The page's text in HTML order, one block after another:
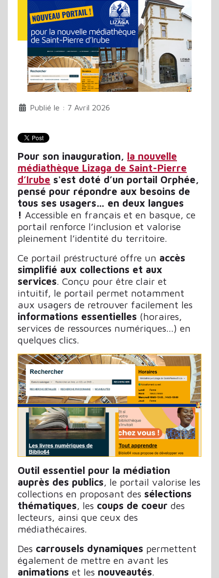
Publié le : 7 Avril 2026
Pour son inauguration, la nouvelle
médiathèque Lizaga de Saint-Pierre
d’Irube s'est doté d’un portail Orphée,
pensé pour répondre aux besoins de
tous ses usagers… en deux langues
! Accessible en français et en basque, ce
portail renforce l’inclusion et valorise
pleinement l’identité du territoire.
Ce portail préstructuré offre un accès
simplifié aux collections et aux
services. Conçu pour être clair et
intuitif, le portail permet notamment
aux usagers de retrouver facilement les
informations essentielles (horaires,
services de ressources numériques...) en
quelques clics.
Outil essentiel pour la médiation
auprès des publics, le portail valorise les
collections en proposant des sélections
thématiques, les coups de coeur des
lecteurs, ainsi que ceux des
médiathécaires.
Des carrousels dynamiques permettent
également de mettre en avant les
animations et les nouveautés.